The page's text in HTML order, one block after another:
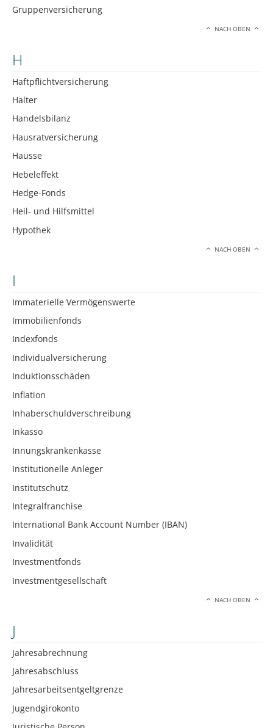
Gruppenversicherung
NACH OBEN
H
Haftpflichtversicherung
Halter
Handelsbilanz
Hausratversicherung
Hausse
Hebeleffekt
Hedge-Fonds
Heil- und Hilfsmittel
Hypothek
NACH OBEN
I
Immaterielle Vermögenswerte
Immobilienfonds
Indexfonds
Individualversicherung
Induktionsschäden
Inflation
Inhaberschuldverschreibung
Inkasso
Innungskrankenkasse
Institutionelle Anleger
Institutschutz
Integralfranchise
International Bank Account Number (IBAN)
Invalidität
Investmentfonds
Investmentgesellschaft
NACH OBEN
J
Jahresabrechnung
Jahresabschluss
Jahresarbeitsentgeltgrenze
Jugendgirokonto